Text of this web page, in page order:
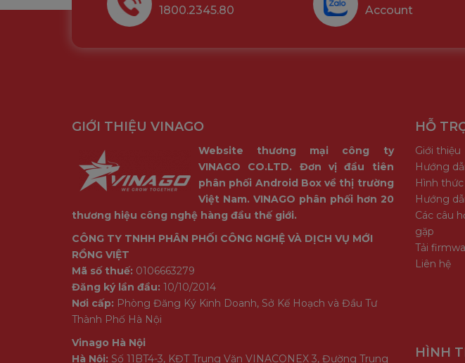
1800.2345.80
Account
GIỚI THIỆU VINAGO
Website thương mại công ty
VINAGO CO.LTD. Đơn vị đầu tiên
phân phối Android Box về thị trường
Việt Nam. VINAGO phân phối hơn 20
thương hiệu công nghệ hàng đầu thế giới.
CÔNG TY TNHH PHÂN PHỐI CÔNG NGHỆ VÀ DỊCH VỤ MỚI
RỒNG VIỆT
Mã số thuế: 0106663279
Đăng ký lần đầu: 10/10/2014
Nơi cấp: Phòng Đăng Ký Kinh Doanh, Sở Kế Hoạch và Đầu Tư
Thành Phố Hà Nội
Vinago Hà Nội
Hà Nội: Số 11BT4-3, KĐT Trung Văn VINACONEX 3, Đường Trung
HỖ
Giới thiệu
Hướng
Hình
Hướng
Các câu
gặp
Tải
Liên hệ
HÌNH